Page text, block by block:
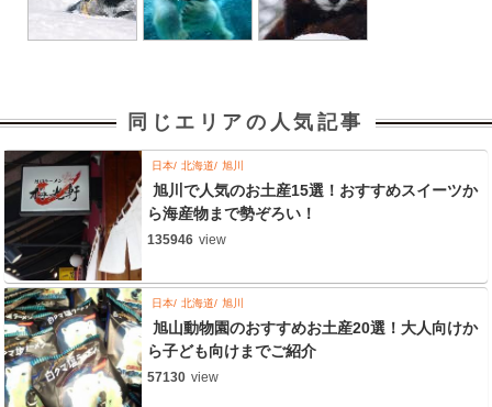
同じエリアの人気記事
日本 北海道 旭川
旭川で人気のお土産15選！おすすめスイーツか
ら海産物まで勢ぞろい！
135946 view
日本 北海道 旭川
旭山動物園のおすすめお土産20選！大人向けか
ら子ども向けまでご紹介
57130 view